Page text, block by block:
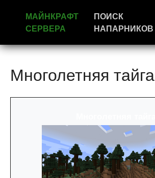
МАЙНКРАФТ
СЕРВЕРА
ПОИСК
НАПАРНИКОВ
Многолетняя тайга